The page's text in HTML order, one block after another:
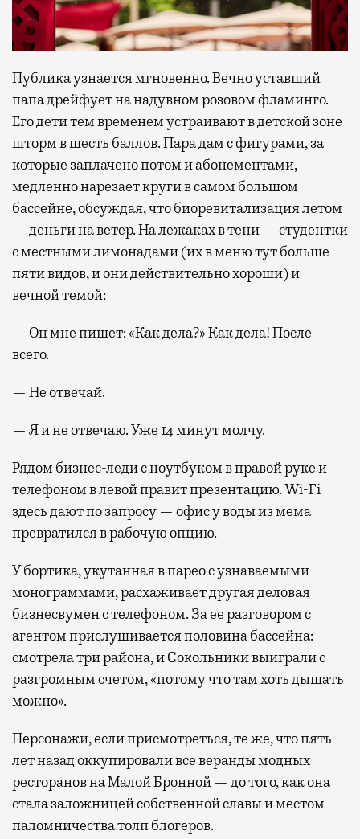
Публика узнается мгновенно. Вечно уставший
папа дрейфует на надувном розовом фламинго.
Его дети тем временем устраивают в детской зоне
шторм в шесть баллов. Пара дам с фигурами, за
которые заплачено потом и абонементами,
медленно нарезает круги в самом большом
бассейне, обсуждая, что биоревитализация летом
— деньги на ветер. На лежаках в тени — студентки
с местными лимонадами (их в меню тут больше
пяти видов, и они действительно хороши) и
вечной темой:
— Он мне пишет: «Как дела?» Как дела! После
всего.
— Не отвечай.
— Я и не отвечаю. Уже 14 минут молчу.
Рядом бизнес-леди с ноутбуком в правой руке и
телефоном в левой правит презентацию. Wi-Fi
здесь дают по запросу — офис у воды из мема
превратился в рабочую опцию.
У бортика, укутанная в парео с узнаваемыми
монограммами, расхаживает другая деловая
бизнесвумен с телефоном. За ее разговором с
агентом прислушивается половина бассейна:
смотрела три района, и Сокольники выиграли с
разгромным счетом, «потому что там хоть дышать
можно».
Персонажи, если присмотреться, те же, что пять
лет назад оккупировали все веранды модных
ресторанов на Малой Бронной — до того, как она
стала заложницей собственной славы и местом
паломничества толп блогеров.